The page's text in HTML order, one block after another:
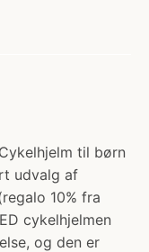
til børn
udvalg af
10% fra
cykelhjelmen
og den er